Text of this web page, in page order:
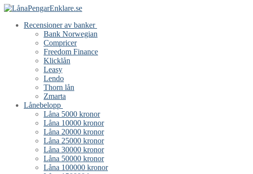
Hoppa
innehåll
Meny
Stäng
Recensioner av banker
Bank Norwegian
Compricer
Freedom Finance
Klicklån
Leasy
Lendo
Thorn lån
Zmarta
Lånebelopp
Låna 5000 kronor
Låna 10000 kronor
Låna 20000 kronor
Låna 25000 kronor
Låna 30000 kronor
Låna 50000 kronor
Låna 100000 kronor